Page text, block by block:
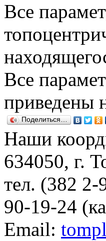
Все
Все
приведены
Поделиться…
Наши
634050, г.
тел. (382 2-
90-19-24
Email: